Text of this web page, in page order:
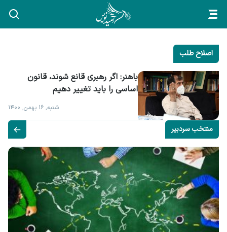
اصلاح طلب
اساسی را باید تغییر دهیم
شنبه, ۱۶ بهمن, ۱۴۰۰
منتخب سردبیر